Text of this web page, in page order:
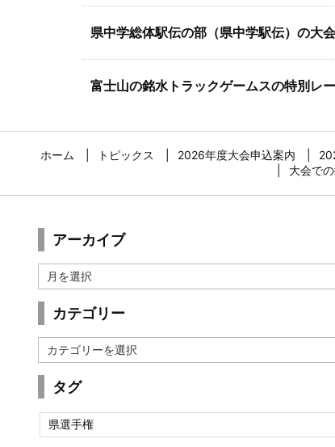
県中学総体駅伝の部（県中学駅伝）の大
富士山の銘水トラックゲームスの特別レ
ホーム トピックス 2026年度大会申込案内
大会で
アーカイブ
ー
カ
カテゴリー
テ
ゴ
タグ
県選手権